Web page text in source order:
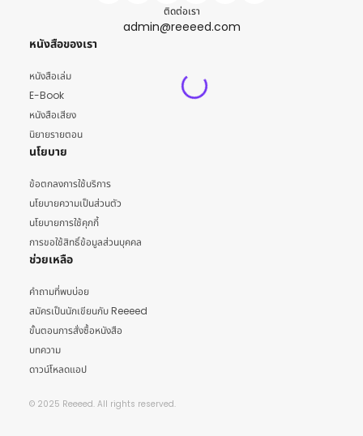
ติดต่อเรา
admin@reeeed.com
หนังสือของเรา
หนังสือเล่ม
E-Book
หนังสือเสียง
นิยายรายตอน
นโยบาย
ข้อตกลงการใช้บริการ
นโยบายความเป็นส่วนตัว
นโยบายการใช้คุกกี้
การขอใช้สิทธิ์ข้อมูลส่วนบุคคล
ช่วยเหลือ
คำถามที่พบบ่อย
สมัครเป็นนักเขียนกับ Reeeed
ขั้นตอนการสั่งซื้อหนังสือ
บทความ
ดาวน์โหลดแอป
© 2025 Reeeed. All rights reserved.